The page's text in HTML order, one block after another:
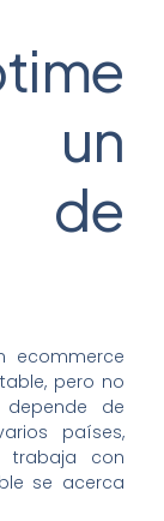
un
de
ecommerce
pero no
de
países,
trabaja con
se acerca